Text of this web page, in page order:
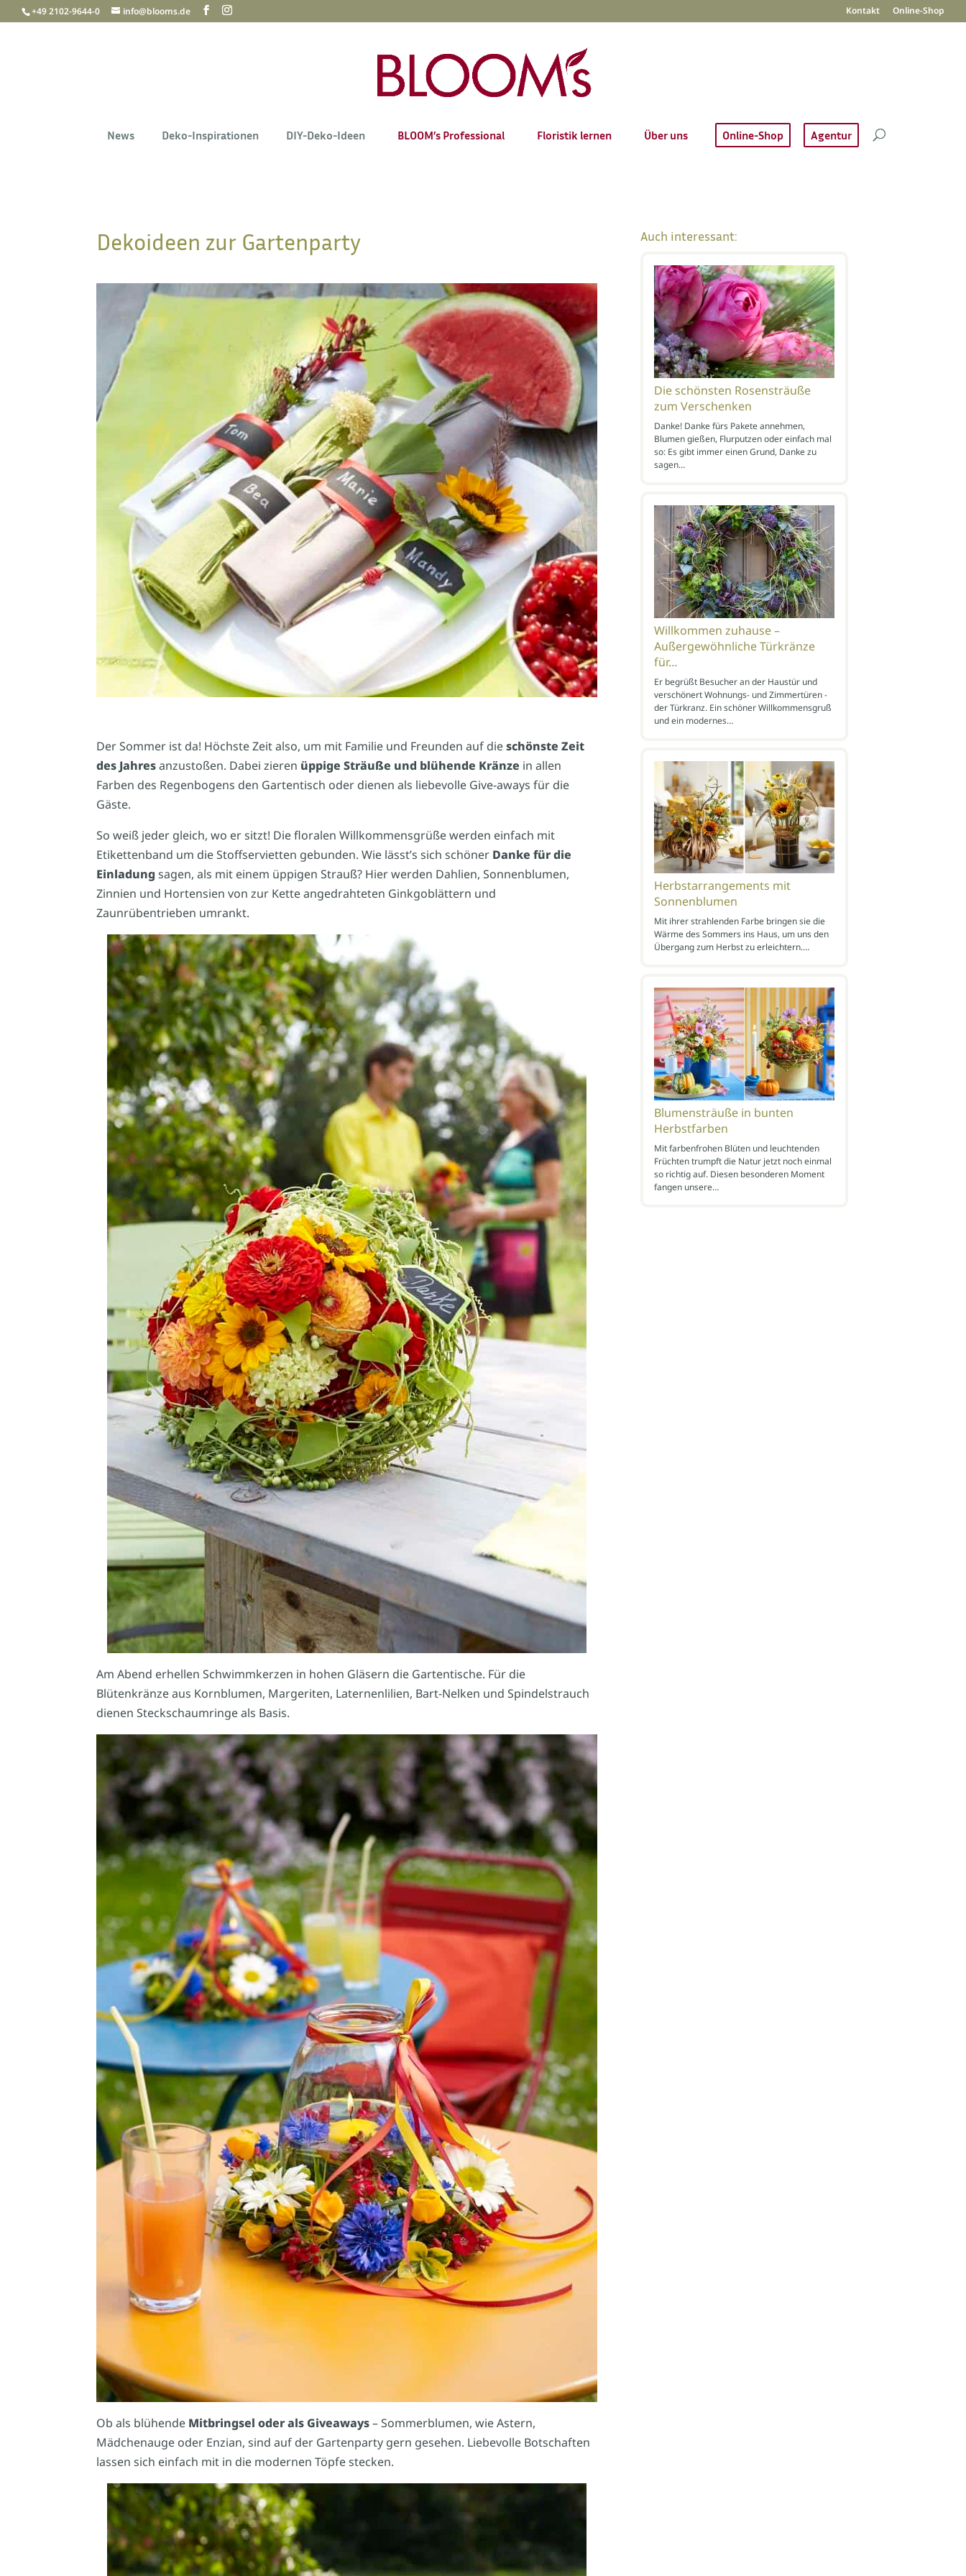
+49 2102-9644-0 info@blooms.de Kontakt Online-Shop
News Deko-Inspirationen DIY-Deko-Ideen BLOOM’s Professional Floristik lernen Über uns Online-Shop Agentur
Dekoideen zur Gartenparty
Der Sommer ist da! Höchste Zeit also, um mit Familie und Freunden auf dieschönste Zeit
des Jahresanzustoßen. Dabei zieren üppige Sträuße und blühende Kränze in allen
Farben des Regenbogens den Gartentisch oder dienen als liebevolle Give-aways für die
Gäste.
So weiß jeder gleich, wo er sitzt! Die floralen Willkommensgrüße werden einfach mit
Etikettenband um die Stoffservietten gebunden. Wie lässt’s sich schöner Danke für die
Einladung sagen, als mit einem üppigen Strauß? Hier werden Dahlien, Sonnenblumen,
Zinnien und Hortensien von zur Kette angedrahteten Ginkgoblättern und
Zaunrübentrieben umrankt.
Am Abend erhellen Schwimmkerzen in hohen Gläsern die Gartentische. Für die
Blütenkränze aus Kornblumen, Margeriten, Laternenlilien, Bart-Nelken und Spindelstrauch
dienen Steckschaumringe als Basis.
Ob als blühende Mitbringsel oder als Giveaways– Sommerblumen, wie Astern,
Mädchenauge oder Enzian, sind auf der Gartenparty gern gesehen. Liebevolle Botschaften
lassen sich einfach mit in die modernen Töpfe stecken.
Auch interessant:
Die schönsten Rosensträuße
zum Verschenken
Danke! Danke fürs Pakete annehmen,
Blumen gießen, Flurputzen oder einfach mal
so: Es gibt immer einen Grund, Danke zu
sagen…
Willkommen zuhause –
Außergewöhnliche Türkränze
für…
Er begrüßt Besucher an der Haustür und
verschönert Wohnungs- und Zimmertüren -
der Türkranz. Ein schöner Willkommensgruß
und ein modernes…
Herbstarrangements mit
Sonnenblumen
Mit ihrer strahlenden Farbe bringen sie die
Wärme des Sommers ins Haus, um uns den
Übergang zum Herbst zu erleichtern.…
Blumensträuße in bunten
Herbstfarben
Mit farbenfrohen Blüten und leuchtenden
Früchten trumpft die Natur jetzt noch einmal
so richtig auf. Diesen besonderen Moment
fangen unsere…